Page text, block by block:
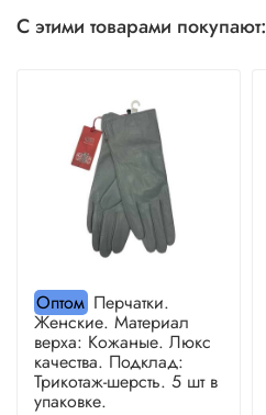
С этими товарами покупают:
ОптомПерчатки.
Женские. Материал
верха: Кожаные. Люкс
качества. Подклад:
Трикотаж-шерсть. 5 шт в
упаковке.